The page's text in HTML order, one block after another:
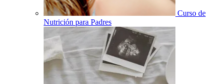
Curso de
Nutrición para Padres